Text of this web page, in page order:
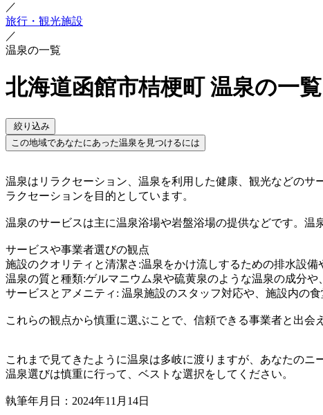
／
旅行・観光施設
／
温泉の一覧
北海道函館市桔梗町 温泉の一覧
絞り込み
この地域であなたにあった温泉を見つけるには
温泉はリラクセーション、温泉を利用した健康、観光などの
ラクセーションを目的としています。
温泉のサービスは主に温泉浴場や岩盤浴場の提供などです。温
サービスや事業者選びの観点
施設のクオリティと清潔さ:温泉をかけ流しするための排水設
温泉の質と種類:ゲルマニウム泉や硫黄泉のような温泉の成分
サービスとアメニティ: 温泉施設のスタッフ対応や、施設内の
これらの観点から慎重に選ぶことで、信頼できる事業者と出会
これまで見てきたように温泉は多岐に渡りますが、あなたのニ
温泉選びは慎重に行って、ベストな選択をしてください。
執筆年月日：2024年11月14日